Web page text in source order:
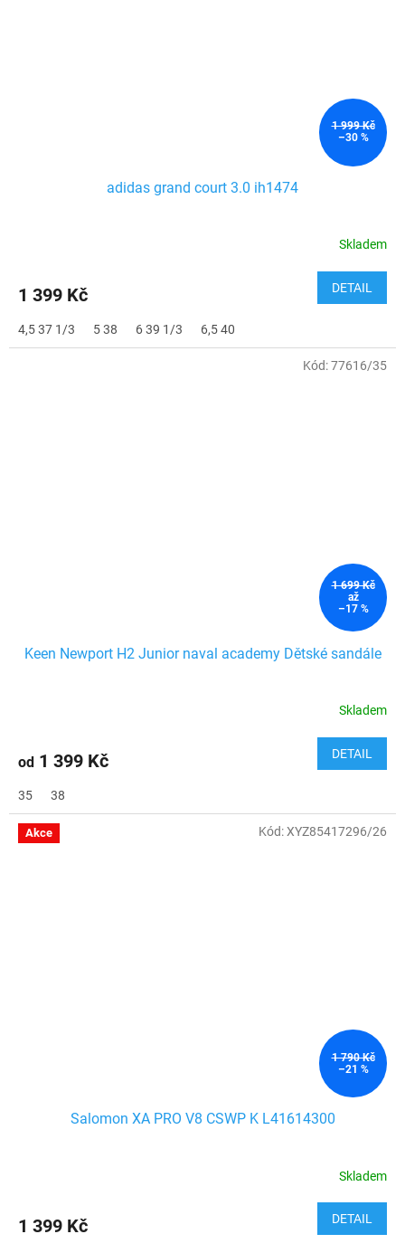
1 999 Kč
–30 %
adidas grand court 3.0 ih1474
Skladem
1 399 Kč DETAIL
4,5 37 1/3 5 38 6 39 1/3 6,5 40
1 699 Kč
až
–17 %
Keen Newport H2 Junior naval academy Dětské sandále
Skladem
od 1 399 Kč DETAIL
35 38
Kód:77616/35
Akce
1 790 Kč
–21 %
Salomon XA PRO V8 CSWP K L41614300
Skladem
1 399 Kč DETAIL
Kód:XYZ85417296/26